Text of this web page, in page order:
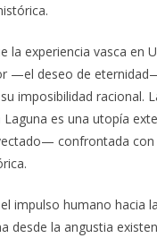
la experiencia vasca en
—el deseo de
imposibilidad racional.
Laguna es una utopía
confrontada con
impulso humano hacia la
desde la angustia